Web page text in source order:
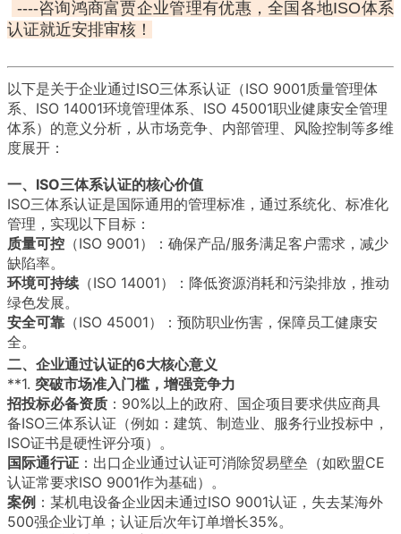
----咨询鸿商富贾企业管理有优惠，全国各地ISO体系
认证就近安排审核！
以下是关于企业通过ISO三体系认证（ISO 9001质量管理体
系、ISO 14001环境管理体系、ISO 45001职业健康安全管理
体系）的意义分析，从市场竞争、内部管理、风险控制等多维
度展开：
一、ISO三体系认证的核心价值
ISO三体系认证是国际通用的管理标准，通过系统化、标准化
管理，实现以下目标：
质量可控 （ISO 9001）：确保产品/服务满足客户需求，减少
缺陷率。
环境可持续 （ISO 14001）：降低资源消耗和污染排放，推动
绿色发展。
安全可靠 （ISO 45001）：预防职业伤害，保障员工健康安
全。
二、企业通过认证的6大核心意义
**1. 突破市场准入门槛，增强竞争力
招投标必备资质 ：90%以上的政府、国企项目要求供应商具
备ISO三体系认证（例如：建筑、制造业、服务行业投标中，
ISO证书是硬性评分项）。
国际通行证 ：出口企业通过认证可消除贸易壁垒（如欧盟CE
认证常要求ISO 9001作为基础）。
案例 ：某机电设备企业因未通过ISO 9001认证，失去某海外
500强企业订单；认证后次年订单增长35%。